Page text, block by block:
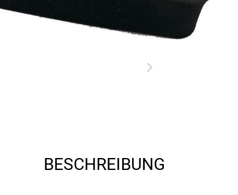
BESCHREIBUNG